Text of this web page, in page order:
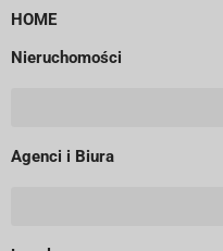
HOME
Nieruchomości
Agenci i Biura